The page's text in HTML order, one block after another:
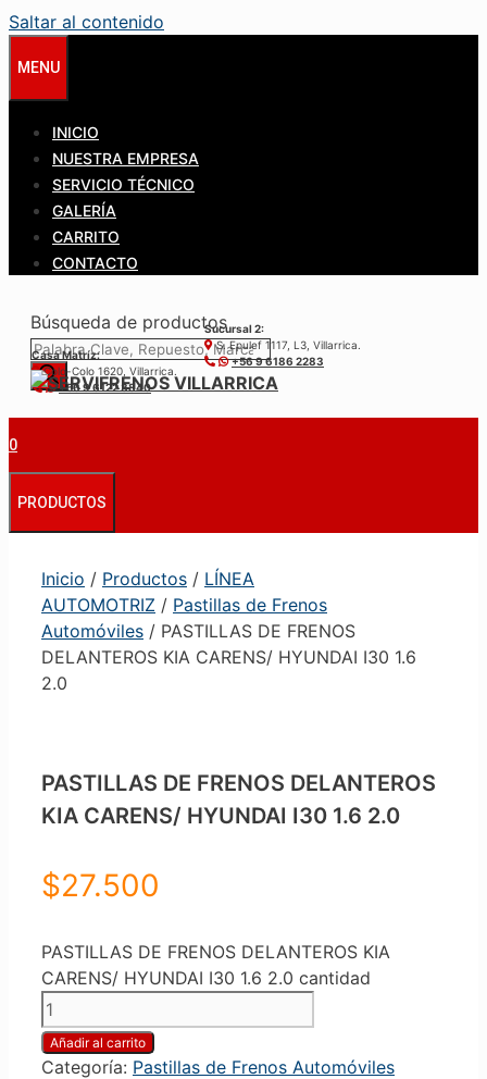
Saltar al contenido
MENU
INICIO
NUESTRA EMPRESA
SERVICIO TÉCNICO
GALERÍA
CARRITO
CONTACTO
Búsqueda de productos
Casa Matríz:
Colo-Colo 1620, Villarrica.
+56 9 6122 3840
Sucursal 2:
S. Epulef 1117, L3, Villarrica.
+56 9 6186 2283
0
PRODUCTOS
Inicio / Productos / LÍNEA
AUTOMOTRIZ / Pastillas de Frenos
Automóviles / PASTILLAS DE FRENOS
DELANTEROS KIA CARENS/ HYUNDAI I30 1.6
2.0
PASTILLAS DE FRENOS DELANTEROS
KIA CARENS/ HYUNDAI I30 1.6 2.0
$27.500
PASTILLAS DE FRENOS DELANTEROS KIA
CARENS/ HYUNDAI I30 1.6 2.0 cantidad
Añadir al carrito
Categoría: Pastillas de Frenos Automóviles